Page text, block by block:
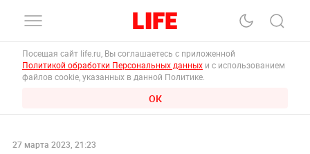
Посещая сайт life.ru, Вы соглашаетесь с приложенной
Политикой обработки Персональных данных и с использованием
файлов cookie, указанных в данной Политике.
ОК
27 марта 2023, 21:23